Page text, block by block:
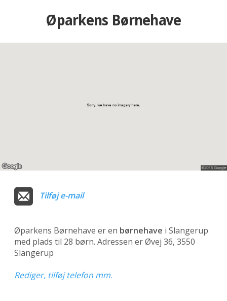
Øparkens Børnehave
Tilføj e-mail
Øparkens Børnehave er en børnehave i Slangerup
med plads til 28 børn. Adressen er Øvej 36, 3550
Slangerup
Rediger, tilføj telefon mm.